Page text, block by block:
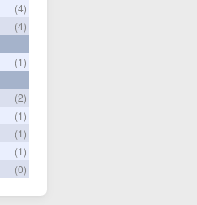
(4)
(4)
(1)
(2)
(1)
(1)
(1)
(0)